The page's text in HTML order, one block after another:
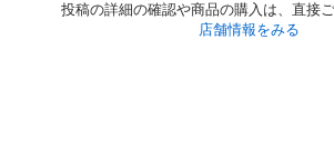
投稿の詳細の確認や商品の購入は、直接ご
店舗情報をみる